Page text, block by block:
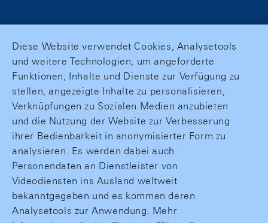
Diese Website verwendet Cookies, Analysetools
und weitere Technologien, um angeforderte
Funktionen, Inhalte und Dienste zur Verfügung zu
stellen, angezeigte Inhalte zu personalisieren,
Verknüpfungen zu Sozialen Medien anzubieten
und die Nutzung der Website zur Verbesserung
ihrer Bedienbarkeit in anonymisierter Form zu
analysieren. Es werden dabei auch
Personendaten an Dienstleister von
Videodiensten ins Ausland weltweit
bekanntgegeben und es kommen deren
Analysetools zur Anwendung. Mehr